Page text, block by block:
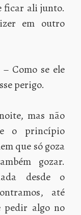
ficar ali junto.
em outro
Como se ele
perigo.
mas não
o princípio
que só goza
gozar.
desde o
até
pedir algo no